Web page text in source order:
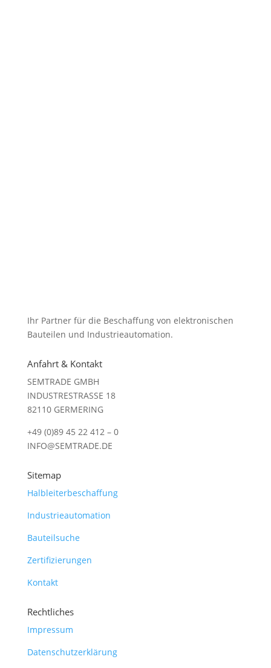
Ihr Partner für die Beschaffung von elektronischen
Bauteilen und Industrieautomation.
Anfahrt & Kontakt
SEMTRADE GMBH
INDUSTRESTRASSE 18
82110 GERMERING
+49 (0)89 45 22 412 – 0
INFO@SEMTRADE.DE
Sitemap
Halbleiterbeschaffung
Industrieautomation
Bauteilsuche
Zertifizierungen
Kontakt
Rechtliches
Impressum
Datenschutzerklärung